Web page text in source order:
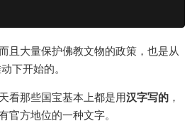
且大量保护佛教文物的政策，也是从
下开始的。
看那些国宝基本上都是用汉字写的 ，
官方地位的一种文字。